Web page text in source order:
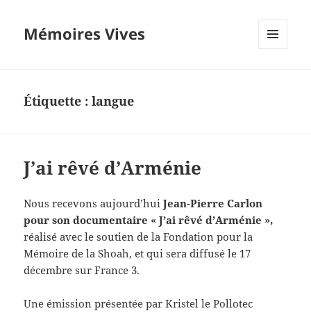
Mémoires Vives
Étiquette :langue
J’ai rêvé d’Arménie
Nous recevons aujourd’huiJean-Pierre Carlon
pour son documentaire « J’ai rêvé d’Arménie »,
réalisé avec le soutien de la Fondation pour la
Mémoire de la Shoah, et qui sera diffusé le 17
décembre sur France 3.
Une émission présentée par Kristel le Pollotec